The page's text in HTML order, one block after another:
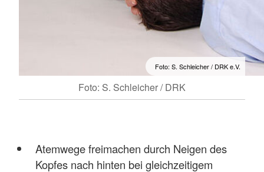
Foto: S. Schleicher / DRK e.V.
Foto: S. Schleicher / DRK
Atemwege freimachen durch Neigen des
Kopfes nach hinten bei gleichzeitigem